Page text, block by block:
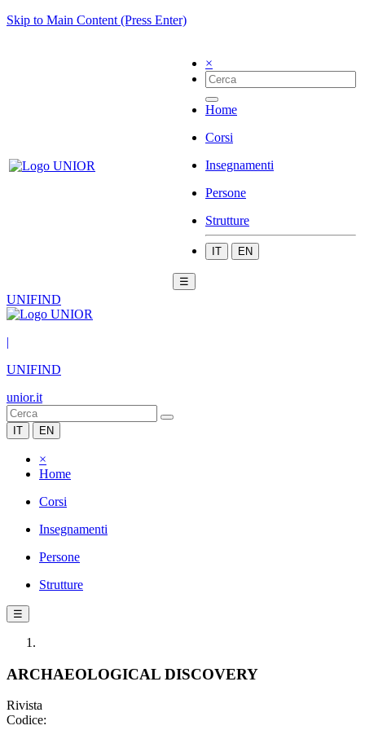
Skip to Main Content (Press Enter)
×
Home
Corsi
Insegnamenti
Persone
Strutture
IT EN
☰
UNIFIND
|
UNIFIND
unior.it
IT EN
×
Home
Corsi
Insegnamenti
Persone
Strutture
☰
ARCHAEOLOGICAL DISCOVERY
Rivista
Codice: